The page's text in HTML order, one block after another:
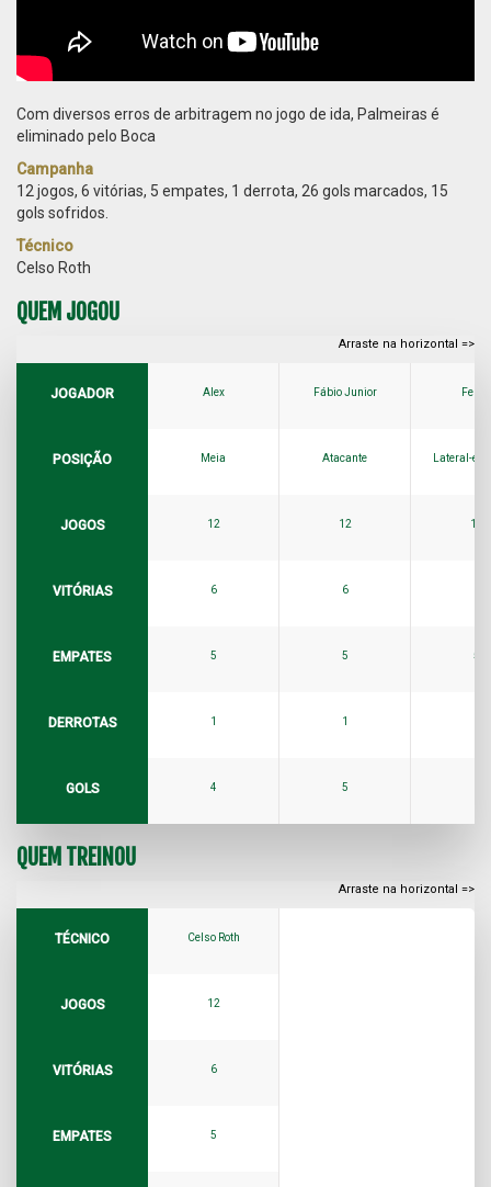
Com diversos erros de arbitragem no jogo de ida, Palmeiras é
eliminado pelo Boca
Campanha
12 jogos, 6 vitórias, 5 empates, 1 derrota, 26 gols marcados, 15
gols sofridos.
Técnico
Celso Roth
QUEM JOGOU
JOGADOR
POSIÇÃO
JOGOS
VITÓRIAS
EMPATES
DERROTAS
GOLS
Alex
Meia
12
6
5
1
4
Fábio Junior
Atacante
12
6
5
1
5
Felipe
Lateral-
12
5
QUEM TREINOU
TÉCNICO
JOGOS
VITÓRIAS
EMPATES
Celso Roth
12
6
5